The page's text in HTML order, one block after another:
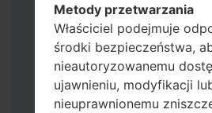
Metody przetwarzania
Właściciel podejmuje
środki bezpieczeństwa,
nieautoryzowanemu
ujawnieniu, modyfikacji
nieuprawnionemu